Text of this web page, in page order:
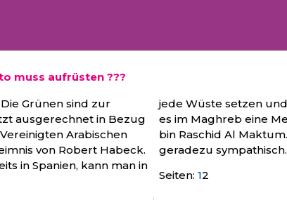
muss aufrüsten ???
Grünen sind zur
ausgerechnet in Bezug
Arabischen
von Robert Habeck.
in Spanien, kann man in
verarbeiten. Da gibt
Optionen als Muhammad
ist RasPutin
geradezu sympathisch.
Seiten: 12